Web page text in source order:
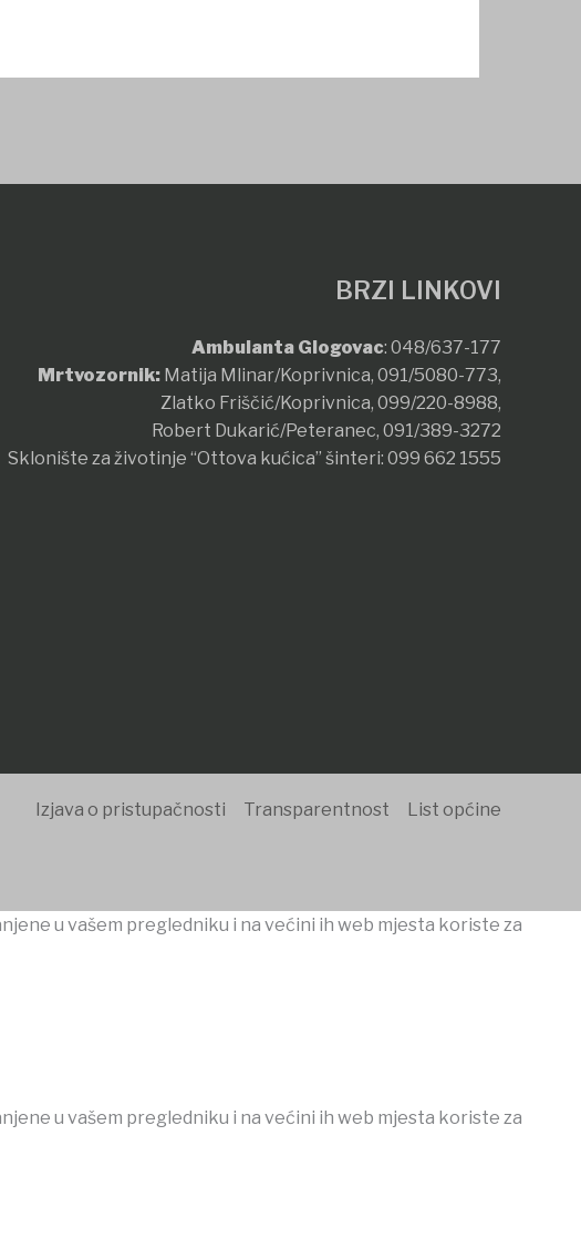
BRZI LINKOVI
Ambulanta Glogovac: 048/637-177
Mrtvozornik: Matija Mlinar/Koprivnica, 091/5080-773,
Zlatko Friščić/Koprivnica, 099/220-8988,
Robert Dukarić/Peteranec, 091/389-3272
Sklonište za životinje “Ottova kućica” šinteri: 099 662 1555
Izjava o pristupačnosti Transparentnost List općine
u vašem pregledniku i na većini ih web mjesta koriste za
u vašem pregledniku i na većini ih web mjesta koriste za